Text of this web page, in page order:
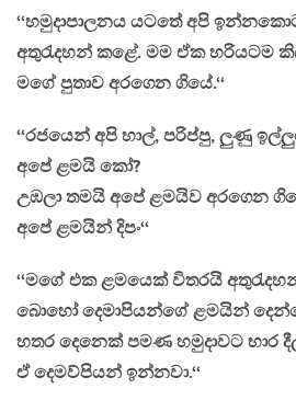
‘‘හමුදාපාලනය යටතේ අපි
අතුරැදහන් කළේ. මම ඒක හරියටම
මගේ පුතාව අරගෙන ගියේ.‘‘
‘‘රජයෙන් අපි හාල්, පරිප්පු, ලුණු
අපේ ළමයි කෝ?
උඹලා තමයි අපේ ළමයිව අරගෙන
අපේ ළමයින් දිපං‘‘
‘‘මගේ එක ළමයෙක් විතරයි
බොහෝ දෙමාපියන්ගේ ළමයින්
හතර දෙනෙක් පමණ හමුදාවට භාර
ඒ දෙමව්පියන් ඉන්නවා.‘‘